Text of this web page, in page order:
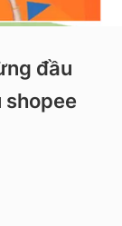
đầu
shopee